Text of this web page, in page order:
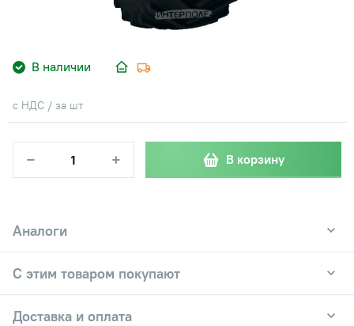
В наличии
с НДС / за шт
− + В корзину
Аналоги
С этим товаром покупают
Доставка и оплата